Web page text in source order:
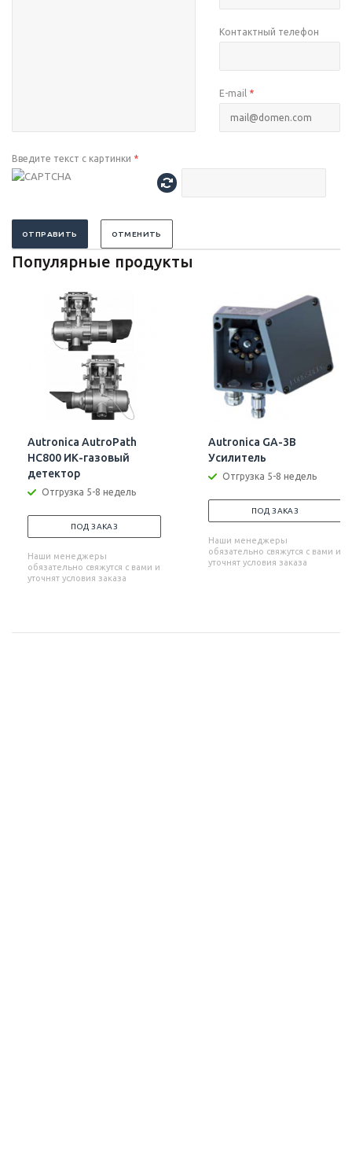
Контактный телефон
E-mail *
Введите текст с картинки *
ОТПРАВИТЬ ОТМЕНИТЬ
Популярные продукты
Autronica AutroPath
HC800 ИК-газовый
детектор
Отгрузка 5-8 недель
ПОД ЗАКАЗ
Наши менеджеры
обязательно свяжутся с вами и
уточнят условия заказа
Autronica GA-3B
Усилитель
Отгрузка 5-8 недель
ПОД ЗАКАЗ
Наши менеджеры
обязательно свяжутся с вами и
уточнят условия заказа